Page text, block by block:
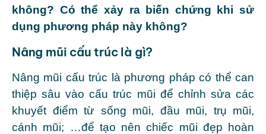
không? Có thể xảy ra biến chứng khi sử
dụng phương pháp này không?
Nâng mũi cấu trúc là gì?
Nâng mũi cấu trúc là phương pháp có thể can
thiệp sâu vào cấu trúc mũi để chỉnh sửa các
khuyết điểm từ sống mũi, đầu mũi, trụ mũi,
cánh mũi; …để tạo nên chiếc mũi đẹp hoàn